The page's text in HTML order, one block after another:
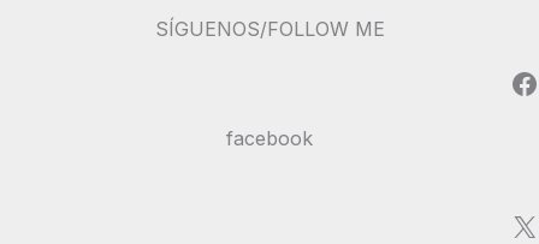
SÍGUENOS/FOLLOW ME
Facebook
facebook
X